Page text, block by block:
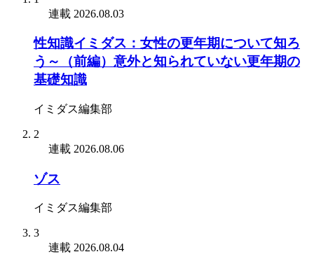
連載 2026.08.03
性知識イミダス：女性の更年期について知ろ
う～（前編）意外と知られていない更年期の
基礎知識
イミダス編集部
2
連載 2026.08.06
ゾス
イミダス編集部
3
連載 2026.08.04